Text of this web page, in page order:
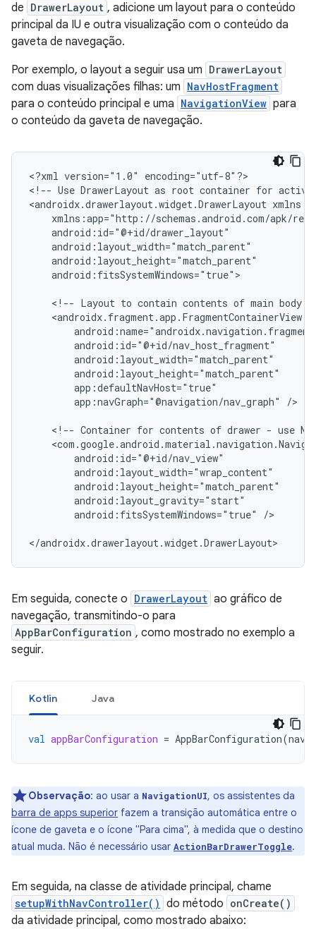
de DrawerLayout , adicione um layout para o conteúdo
principal da IU e outra visualização com o conteúdo da
gaveta de navegação.
Por exemplo, o layout a seguir usa um DrawerLayout
com duas visualizações filhas: um NavHostFragment
para o conteúdo principal e uma NavigationView para
o conteúdo da gaveta de navegação.
<?xml version="1.0"
encoding="utf-8"?>
<!-- Use DrawerLayout as root container for
<androidx.drawerlayout.widget.DrawerLayout
android:fitsSystemWindows="true">
<!-- Layout to contain contents of main body
app:navGraph="@navigation/nav_graph"
/>
<!-- Container for contents of drawer - use
android:fitsSystemWindows="true"
/>
Em seguida, conecte o DrawerLayout ao gráfico de
navegação, transmitindo-o para
AppBarConfiguration , como mostrado no exemplo a
seguir.
Kotlin Java
val appBarConfiguration = AppBarConfiguration(
Observação: ao usar a NavigationUI, os assistentes da
barra de apps superior fazem a transição automática entre o
ícone de gaveta e o ícone "Para cima", à medida que o destino
atual muda. Não é necessário usar ActionBarDrawerToggle.
Em seguida, na classe de atividade principal, chame
setupWithNavController() do método onCreate()
da atividade principal, como mostrado abaixo: